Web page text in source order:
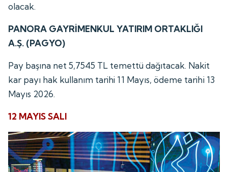
olacak.
PANORA GAYRİMENKUL YATIRIM ORTAKLIĞI
A.Ş. (PAGYO)
Pay başına net 5,7545 TL temettü dağıtacak. Nakit
kar payı hak kullanım tarihi 11 Mayıs, ödeme tarihi 13
Mayıs 2026.
12 MAYIS SALI